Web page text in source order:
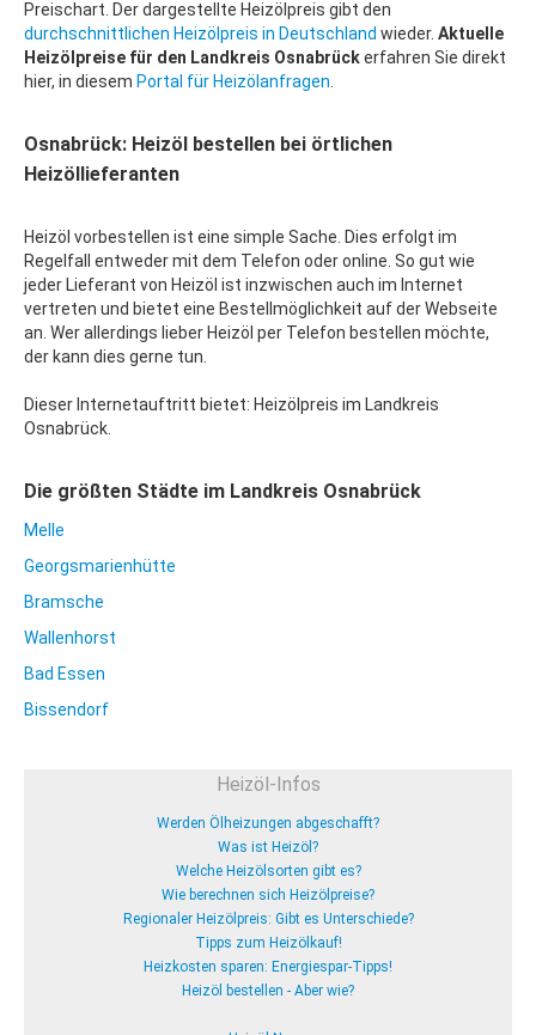
Preischart. Der dargestellte Heizölpreis gibt den
durchschnittlichen Heizölpreis in Deutschland wieder. Aktuelle
Heizölpreise für den Landkreis Osnabrückerfahren Sie direkt
hier, in diesem Portal für Heizölanfragen
Osnabrück: Heizöl bestellen bei örtlichen
Heizöllieferanten
Heizöl vorbestellen ist eine simple Sache. Dies erfolgt im
Regelfall entweder mit dem Telefon oder online. So gut wie
jeder Lieferant von Heizöl ist inzwischen auch im Internet
vertreten und bietet eine Bestellmöglichkeit auf der Webseite
an. Wer allerdings lieber Heizöl per Telefon bestellen möchte,
der kann dies gerne tun.
Dieser Internetauftritt bietet: Heizölpreis im Landkreis
Osnabrück.
Die größten Städte im Landkreis Osnabrück
Melle
Georgsmarienhütte
Bramsche
Wallenhorst
Bad Essen
Bissendorf
Heizöl-Infos
Werden Ölheizungen abgeschafft?
Was ist Heizöl?
Welche Heizölsorten gibt es?
Wie berechnen sich Heizölpreise?
Regionaler Heizölpreis: Gibt es Unterschiede?
Tipps zum Heizölkauf!
Heizkosten sparen: Energiespar-Tipps!
Heizöl bestellen - Aber wie?